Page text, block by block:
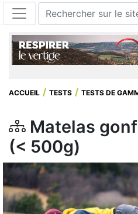
ACCUEIL TESTS TESTS DE
Matelas
(< 500g)